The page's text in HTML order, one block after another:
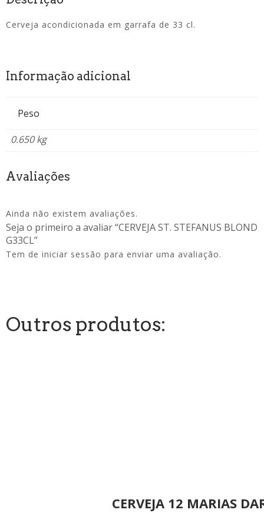
Cerveja acondicionada em garrafa de 33 cl.
Informação adicional
Peso
0.650 kg
Avaliações
Ainda não existem avaliações.
Seja o primeiro a avaliar “CERVEJA ST. STEFANUS BLOND
G33CL”
Tem de iniciar sessão para enviar uma avaliação.
Outros produtos:
CERVEJA 12 MARIAS